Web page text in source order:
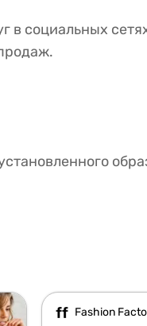
в социальных
Fashion